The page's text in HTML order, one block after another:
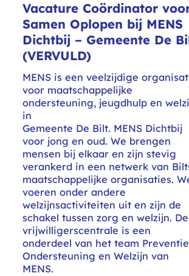
Vacature Coördinator
Samen Oplopen bij MENS
Dichtbij – Gemeente De
(VERVULD)
MENS is een veelzijdige
voor maatschappelijke
ondersteuning, jeugdhulp en
in
Gemeente De Bilt. MENS Dichtbij
voor jong en oud. We brengen
mensen bij elkaar en zijn stevig
verankerd in een netwerk van
maatschappelijke organisaties.
voeren onder andere
welzijnsactiviteiten uit en zijn de
schakel tussen zorg en welzijn. De
vrijwilligerscentrale is een
onderdeel van het team Preventie
Ondersteuning en Welzijn van
MENS.